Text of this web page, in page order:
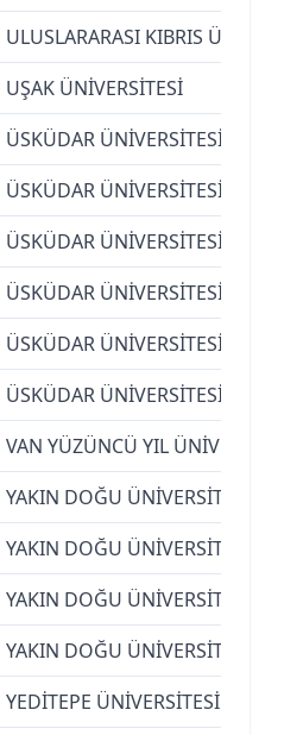
ULUSLARARASI KIBRIS
UŞAK ÜNİVERSİTESİ
ÜSKÜDAR ÜNİVERSİTESİ
ÜSKÜDAR ÜNİVERSİTESİ
ÜSKÜDAR ÜNİVERSİTESİ
ÜSKÜDAR ÜNİVERSİTESİ
ÜSKÜDAR ÜNİVERSİTESİ
ÜSKÜDAR ÜNİVERSİTESİ
VAN YÜZÜNCÜ YIL
YAKIN DOĞU ÜNİVERSİTESİ
YAKIN DOĞU ÜNİVERSİTESİ
YAKIN DOĞU ÜNİVERSİTESİ
YAKIN DOĞU ÜNİVERSİTESİ
YEDİTEPE ÜNİVERSİTESİ